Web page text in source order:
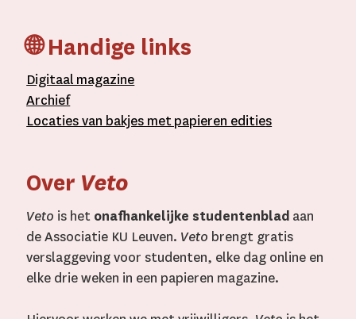
🌐 Handige links
Digitaal magazine
Archief
Locaties van bakjes metpapieren edities
Over Veto
Veto is het onafhankelijke studentenblad aan
de Associatie KU Leuven. Veto brengt gratis
verslaggeving voor studenten, elke dag online en
elke drie weken in een papieren magazine.